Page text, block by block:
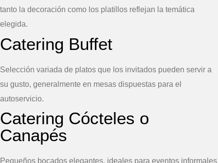
tanto la decoración como los platillos reflejan la temática
elegida.
Catering Buffet
Selección variada de platos que los invitados pueden servir a
su gusto, generalmente en mesas dispuestas para el
autoservicio.
Catering Cócteles o
Canapés
Pequeños bocados elegantes, ideales para eventos informales